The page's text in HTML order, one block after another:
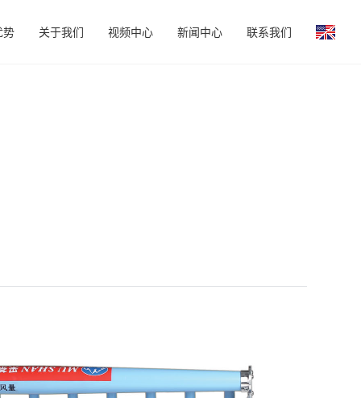
势 关于我们 视频中心 新闻中心 联系我们